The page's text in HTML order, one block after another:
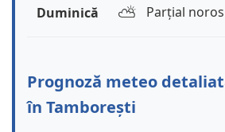
Duminică ⛅️ Parțial noros
Prognoză meteo
în Tamborești